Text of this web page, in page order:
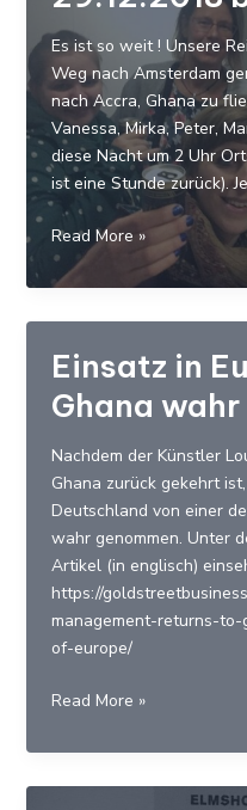
Es ist so weit ! Unsere
Weg nach Amsterdam
nach Accra, Ghana zu
Vanessa, Mirka, Peter,
diese Nacht um 2 Uhr
ist eine Stunde zurück).
Gruppenreise
nach
Accra,
Jamestown,
29.12.2018
bis
Read More »
Einsatz in
Ghana
Nachdem der Künstler
Ghana zurück gekehrt
Deutschland von einer
wahr genommen. Unter
Artikel (in englisch)
https://
management-returns-
of-europe/
Einsatz
Europa
wird
Read More »